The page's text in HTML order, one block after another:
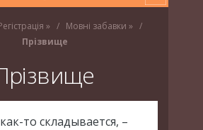
» Мовні забавки »
Прізвище
то складывается, –